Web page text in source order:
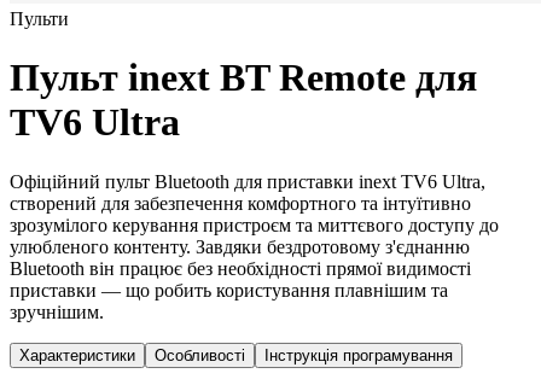
Пульти
Пульт inext BT Remote для
TV6 Ultra
Офіційний пульт Bluetooth для приставки inext TV6 Ultra,
створений для забезпечення комфортного та інтуїтивно
зрозумілого керування пристроєм та миттєвого доступу до
улюбленого контенту. Завдяки бездротовому з'єднанню
Bluetooth він працює без необхідності прямої видимості
приставки — що робить користування плавнішим та
зручнішим.
Характеристики Особливості Інструкція програмування